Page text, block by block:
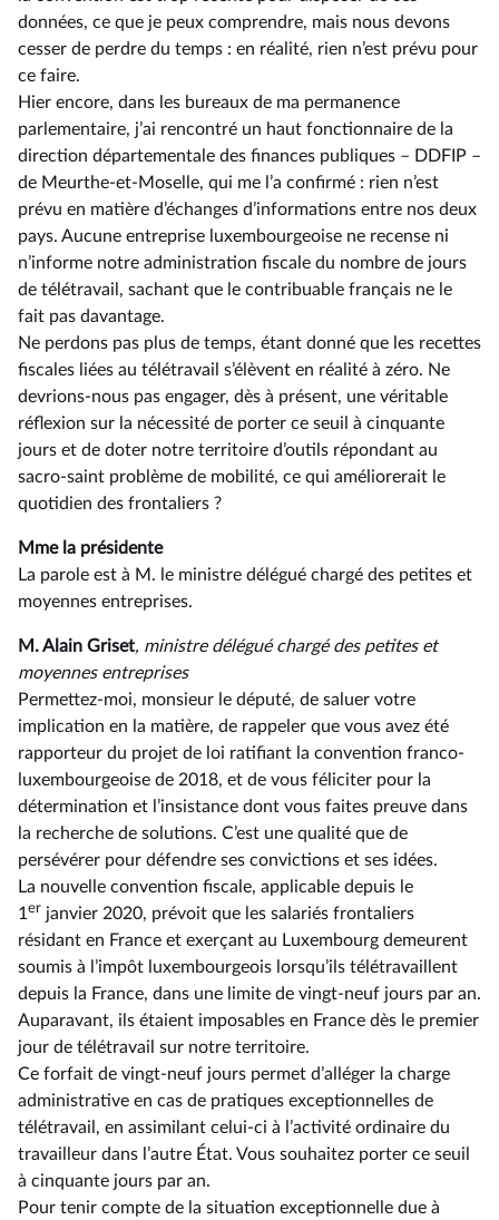
données, ce que je peux comprendre, mais nous devons
cesser de perdre du temps : en réalité, rien n’est prévu pour
ce faire.
Hier encore, dans les bureaux de ma permanence
parlementaire, j’ai rencontré un haut fonctionnaire de la
direction départementale des finances publiques –⁠ DDFIP –
de Meurthe-et-Moselle, qui me l’a confirmé : rien n’est
prévu en matière d’échanges d’informations entre nos deux
pays. Aucune entreprise luxembourgeoise ne recense ni
n’informe notre administration fiscale du nombre de jours
de télétravail, sachant que le contribuable français ne le
fait pas davantage.
Ne perdons pas plus de temps, étant donné que les recettes
fiscales liées au télétravail s’élèvent en réalité à zéro. Ne
devrions-nous pas engager, dès à présent, une véritable
réflexion sur la nécessité de porter ce seuil à cinquante
jours et de doter notre territoire d’outils répondant au
sacro-saint problème de mobilité, ce qui améliorerait le
quotidien des frontaliers ?
Mme la présidente
La parole est à M. le ministre délégué chargé des petites et
moyennes entreprises.
M. Alain Griset, ministre délégué chargé des petites et
moyennes entreprises
Permettez-moi, monsieur le député, de saluer votre
implication en la matière, de rappeler que vous avez été
rapporteur du projet de loi ratifiant la convention franco-
luxembourgeoise de 2018, et de vous féliciter pour la
détermination et l’insistance dont vous faites preuve dans
la recherche de solutions. C’est une qualité que de
persévérer pour défendre ses convictions et ses idées.
La nouvelle convention fiscale, applicable depuis le
1 er janvier 2020, prévoit que les salariés frontaliers
résidant en France et exerçant au Luxembourg demeurent
soumis à l’impôt luxembourgeois lorsqu’ils télétravaillent
depuis la France, dans une limite de vingt-neuf jours par an.
Auparavant, ils étaient imposables en France dès le premier
jour de télétravail sur notre territoire.
Ce forfait de vingt-neuf jours permet d’alléger la charge
administrative en cas de pratiques exceptionnelles de
télétravail, en assimilant celui-ci à l’activité ordinaire du
travailleur dans l’autre État. Vous souhaitez porter ce seuil
à cinquante jours par an.
Pour tenir compte de la situation exceptionnelle due à